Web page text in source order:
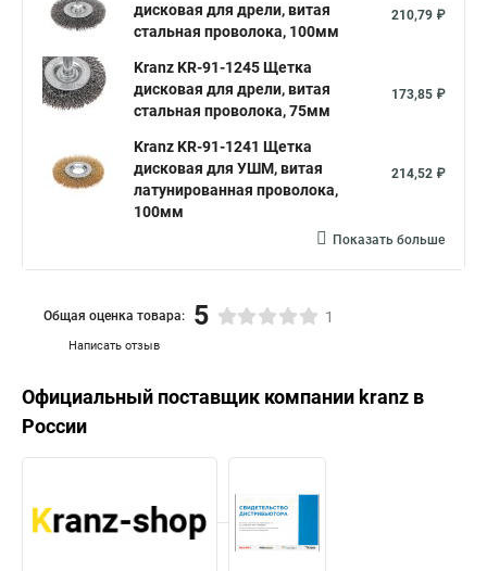
дисковая для дрели, витая
стальная проволока, 100мм
210,79 ₽
Kranz KR-91-1245 Щетка
дисковая для дрели, витая
стальная проволока, 75мм
173,85 ₽
Kranz KR-91-1241 Щетка
дисковая для УШМ, витая
латунированная проволока,
100мм
214,52 ₽
Показать больше
Написать отзыв
Общая оценка товара: 5 1
Официальный поставщик компании kranz в
России